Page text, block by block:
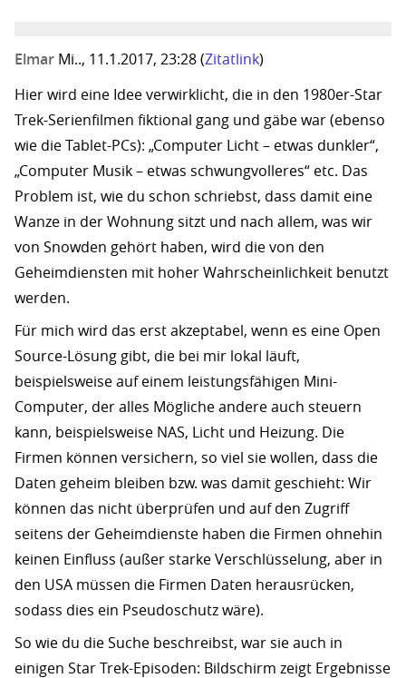
Elmar Mi.., 11.1.2017, 23:28 (Zitatlink)
Hier wird eine Idee verwirklicht, die in den 1980er-Star
Trek-Serienfilmen fiktional gang und gäbe war (ebenso
wie die Tablet-PCs): „Computer Licht – etwas dunkler“,
„Computer Musik – etwas schwungvolleres“ etc. Das
Problem ist, wie du schon schriebst, dass damit eine
Wanze in der Wohnung sitzt und nach allem, was wir
von Snowden gehört haben, wird die von den
Geheimdiensten mit hoher Wahrscheinlichkeit benutzt
werden.
Für mich wird das erst akzeptabel, wenn es eine Open
Source-Lösung gibt, die bei mir lokal läuft,
beispielsweise auf einem leistungsfähigen Mini-
Computer, der alles Mögliche andere auch steuern
kann, beispielsweise NAS, Licht und Heizung. Die
Firmen können versichern, so viel sie wollen, dass die
Daten geheim bleiben bzw. was damit geschieht: Wir
können das nicht überprüfen und auf den Zugriff
seitens der Geheimdienste haben die Firmen ohnehin
keinen Einfluss (außer starke Verschlüsselung, aber in
den USA müssen die Firmen Daten herausrücken,
sodass dies ein Pseudoschutz wäre).
So wie du die Suche beschreibst, war sie auch in
einigen Star Trek-Episoden: Bildschirm zeigt Ergebnisse